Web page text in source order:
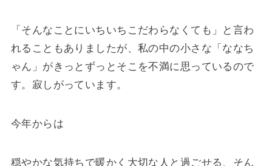
「そんなことにいちいちこだわらなくても」と言わ
れることもありましたが、私の中の小さな「ななち
ゃん」がきっとずっとそこを不満に思っているので
す。寂しがっています。
今年からは
穏やかな気持ちで暖かく大切な人と過ごせる、そん